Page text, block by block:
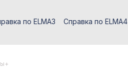
по ELMA3 Справка по ELMA4